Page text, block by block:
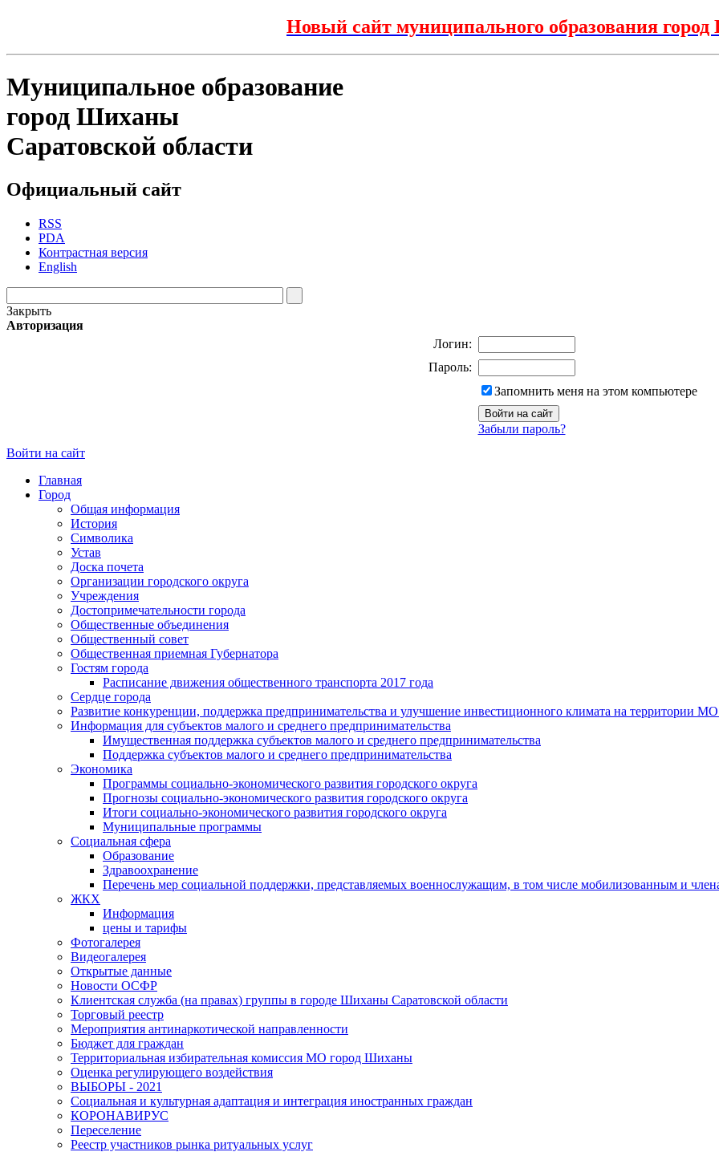
Новый сайт муниципального образования
Муниципальное образование
город Шиханы
Саратовской области
Официальный сайт
RSS
PDA
Контрастная версия
English
Закрыть
Авторизация
Логин:
Пароль:
Запомнить меня на этом компьютере
Забыли пароль?
Войти на сайт
Главная
Город
Общая информация
История
Символика
Устав
Доска почета
Организации городского округа
Учреждения
Достопримечательности города
Общественные объединения
Общественный совет
Общественная приемная Губернатора
Гостям города
Расписание движения общественного транспорта 2017 года
Сердце города
Развитие конкуренции, поддержка предпринимательства и улучшение инвестиционного климата на территории
Информация для субъектов малого и среднего предпринимательства
Имущественная поддержка субъектов малого и среднего предпринимательства
Поддержка субъектов малого и среднего предпринимательства
Экономика
Программы социально-экономического развития городского округа
Прогнозы социально-экономического развития городского округа
Итоги социально-экономического развития городского округа
Муниципальные программы
Социальная сфера
Образование
Здравоохранение
Перечень мер социальной поддержки, представляемых военнослужащим, в том числе мобилизованным и
ЖКХ
Информация
цены и тарифы
Фотогалерея
Видеогалерея
Открытые данные
Новости ОСФР
Клиентская служба (на правах) группы в городе Шиханы Саратовской области
Торговый реестр
Мероприятия антинаркотической направленности
Бюджет для граждан
Территориальная избирательная комиссия МО город Шиханы
Оценка регулирующего воздействия
ВЫБОРЫ - 2021
Социальная и культурная адаптация и интеграция иностранных граждан
КОРОНАВИРУС
Переселение
Реестр участников рынка ритуальных услуг